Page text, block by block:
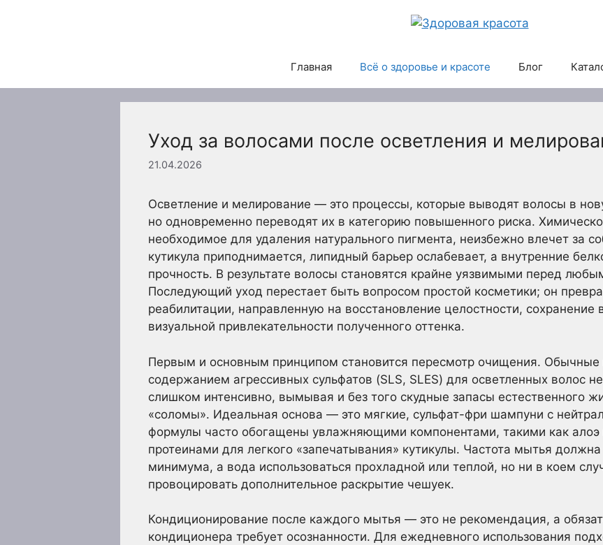
Главная Всё о здоровье и красоте Блог
Уход за волосами после осветления и
21.04.2026
Осветление и мелирование — это процессы, которые выводят волосы в
но одновременно переводят их в категорию повышенного риска.
необходимое для удаления натурального пигмента, неизбежно влечет за
кутикула приподнимается, липидный барьер ослабевает, а внутренние
прочность. В результате волосы становятся крайне уязвимыми перед
Последующий уход перестает быть вопросом простой косметики; он
реабилитации, направленную на восстановление целостности, сохранение
визуальной привлекательности полученного оттенка.
Первым и основным принципом становится пересмотр очищения.
содержанием агрессивных сульфатов (SLS, SLES) для осветленных волос
слишком интенсивно, вымывая и без того скудные запасы естественного
«соломы». Идеальная основа — это мягкие, сульфат-фри шампуни с
формулы часто обогащены увлажняющими компонентами, такими как алоэ
протеинами для легкого «запечатывания» кутикулы. Частота мытья
минимума, а вода использоваться прохладной или теплой, но ни в коем
провоцировать дополнительное раскрытие чешуек.
Кондиционирование после каждого мытья — это не рекомендация, а
кондиционера требует осознанности. Для ежедневного использования